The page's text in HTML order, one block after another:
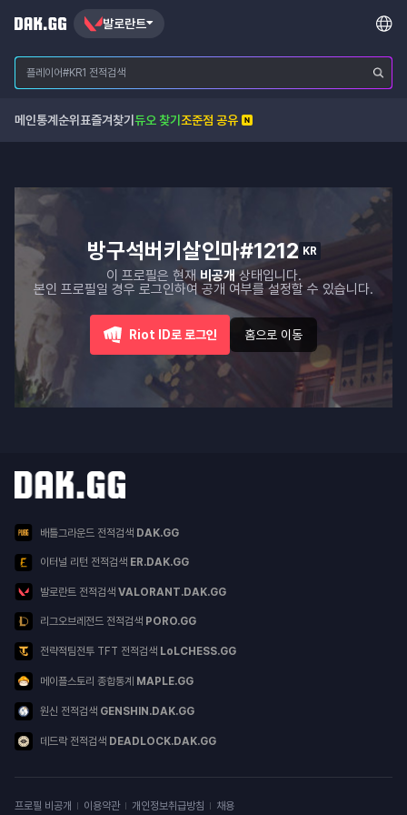
발로란트
메인통계순위표즐겨찾기듀오 찾기조준점 공유
방구석버키살인마#1212 KR
이 프로필은 현재 비공개상태입니다.
본인 프로필일 경우 로그인하여 공개 여부를 설정할 수 있습니다.
Riot ID로 로그인 홈으로 이동
닥지지 다른 서비스
서비스 목록배틀그라운드 전적검색 DAK.GG
이터널 리턴 전적검색 ER.DAK.GG
발로란트 전적검색 VALORANT.DAK.GG
리그오브레전드 전적검색 PORO.GG
전략적팀전투 TFT 전적검색 LoLCHESS.GG
메이플스토리 종합통계 MAPLE.GG
원신 전적검색 GENSHIN.DAK.GG
데드락 전적검색 DEADLOCK.DAK.GG
프로필 비공개
이용약관 개인정보취급방침 채용